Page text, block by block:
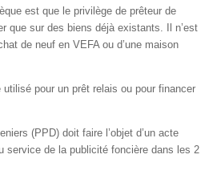
est que le privilège de prêteur de
que sur des biens déjà existants. Il n’est
de neuf en VEFA ou d’une maison
utilisé pour un prêt relais ou pour financer
(PPD) doit faire l’objet d’un acte
service de la publicité foncière dans les 2